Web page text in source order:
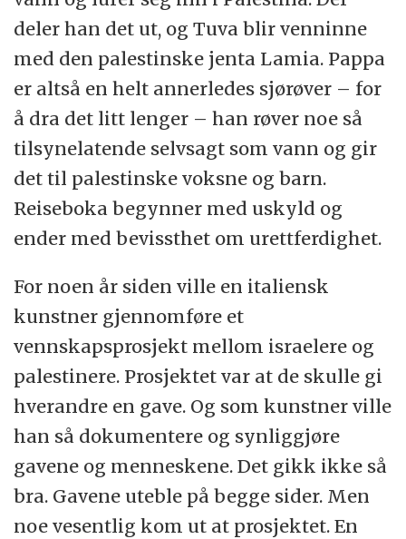
deler han det ut, og Tuva blir venninne
med den palestinske jenta Lamia. Pappa
er altså en helt annerledes sjørøver – for
å dra det litt lenger – han røver noe så
tilsynelatende selvsagt som vann og gir
det til palestinske voksne og barn.
Reiseboka begynner med uskyld og
ender med bevissthet om urettferdighet.
For noen år siden ville en italiensk
kunstner gjennomføre et
vennskapsprosjekt mellom israelere og
palestinere. Prosjektet var at de skulle gi
hverandre en gave. Og som kunstner ville
han så dokumentere og synliggjøre
gavene og menneskene. Det gikk ikke så
bra. Gavene uteble på begge sider. Men
noe vesentlig kom ut at prosjektet. En